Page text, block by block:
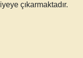
çıkarmaktadır.